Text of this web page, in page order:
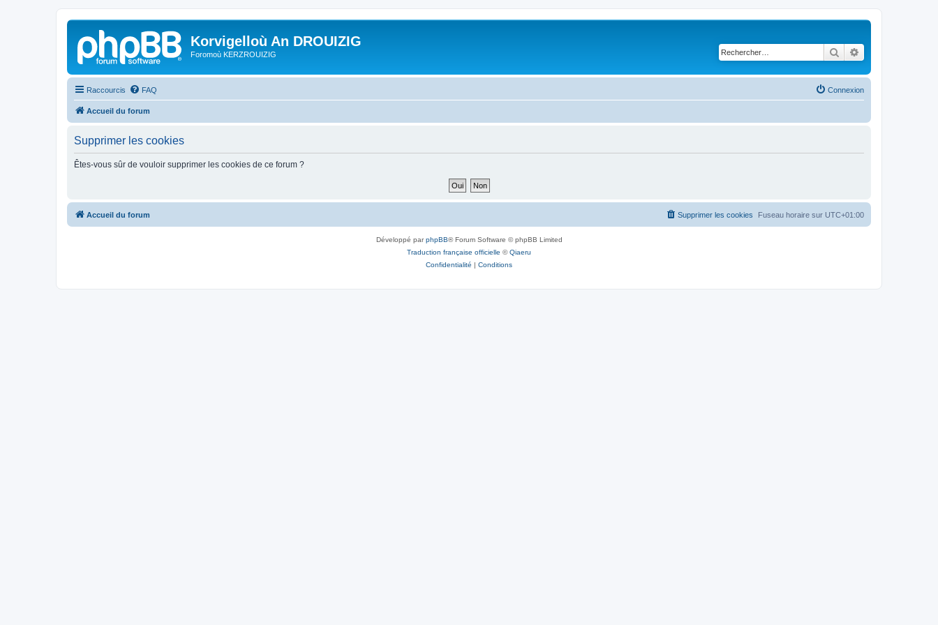
Korvigelloù An DROUIZIG
Foromoù KERZROUIZIG Rechercher
Raccourcis FAQ Connexion
Accueil du forum
Supprimer les cookies
Êtes-vous sûr de vouloir supprimer les cookies de ce forum ?
Accueil du forum Fuseau horaire sur UTC+01:00
Supprimer les cookies
Développé parphpBB® Forum Software © phpBB Limited
Traduction française officielle ©Qiaeru
Confidentialité | Conditions